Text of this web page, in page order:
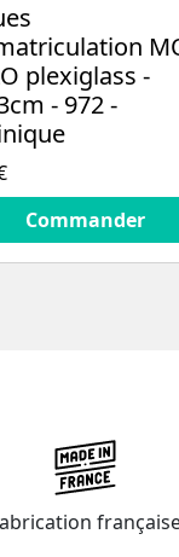
plexiglass -
- 972 -
Commander